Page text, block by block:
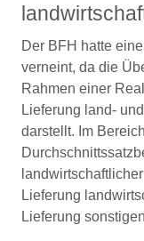
Der BFH hatte
verneint, da die
Rahmen einer
Lieferung land-
darstellt. Im
Lieferung
Lieferung